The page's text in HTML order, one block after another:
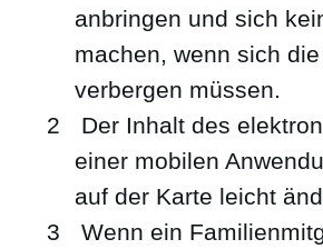
anbringen und sich
machen, wenn sich
verbergen müssen.
Der Inhalt des
einer mobilen
auf der Karte leicht
Wenn ein